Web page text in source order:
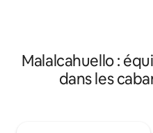
Malalcahuello :
dans les